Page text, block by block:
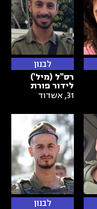
לבנון
רס"ל (מיל')
לידור פורת
31
,אשדוד
לבנון